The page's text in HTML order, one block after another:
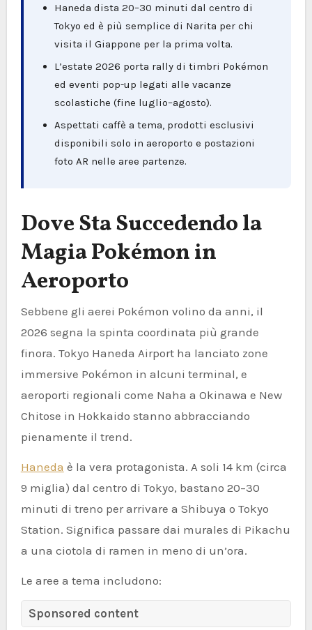
Haneda dista 20–30 minuti dal centro di
Tokyo ed è più semplice di Narita per chi
visita il Giappone per la prima volta.
L’estate 2026 porta rally di timbri Pokémon
ed eventi pop-up legati alle vacanze
scolastiche (fine luglio–agosto).
Aspettati caffè a tema, prodotti esclusivi
disponibili solo in aeroporto e postazioni
foto AR nelle aree partenze.
Dove Sta Succedendo la
Magia Pokémon in
Aeroporto
Sebbene gli aerei Pokémon volino da anni, il
2026 segna la spinta coordinata più grande
finora. Tokyo Haneda Airport ha lanciato zone
immersive Pokémon in alcuni terminal, e
aeroporti regionali come Naha a Okinawa e New
Chitose in Hokkaido stanno abbracciando
pienamente il trend.
Haneda è la vera protagonista. A soli 14 km (circa
9 miglia) dal centro di Tokyo, bastano 20–30
minuti di treno per arrivare a Shibuya o Tokyo
Station. Significa passare dai murales di Pikachu
a una ciotola di ramen in meno di un’ora.
Le aree a tema includono:
Sponsored content